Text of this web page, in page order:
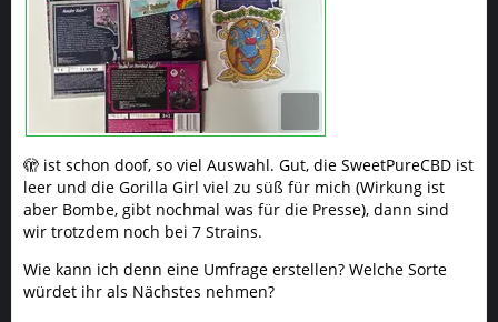
🫣 ist schon doof, so viel Auswahl. Gut, die SweetPureCBD ist
leer und die Gorilla Girl viel zu süß für mich (Wirkung ist
aber Bombe, gibt nochmal was für die Presse), dann sind
wir trotzdem noch bei 7 Strains.
Wie kann ich denn eine Umfrage erstellen? Welche Sorte
würdet ihr als Nächstes nehmen?